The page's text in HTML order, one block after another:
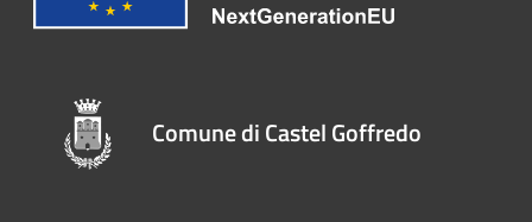
Comune di Castel Goffredo